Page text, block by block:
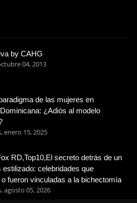
by CAHG
04, 2013
de las mujeres en
¿Adiós al modelo
enero 15, 2025
RD,Top10,El secreto detrás de un
estilizado: celebridades que
fueron vinculadas a la bichectomía
agosto 05, 2026